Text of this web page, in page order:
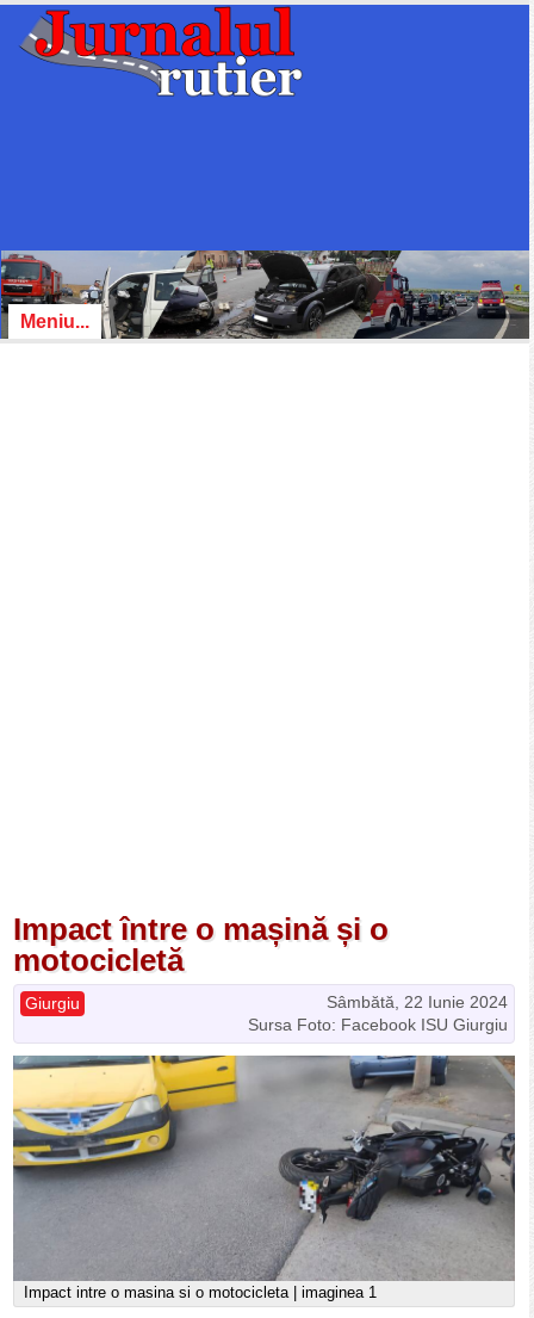
Meniu...
Impact între o mașină și o
motocicletă
Sâmbătă, 22 Iunie 2024
Giurgiu
Sursa Foto: Facebook ISU Giurgiu
Impact intre o masina si o motocicleta | imaginea 1